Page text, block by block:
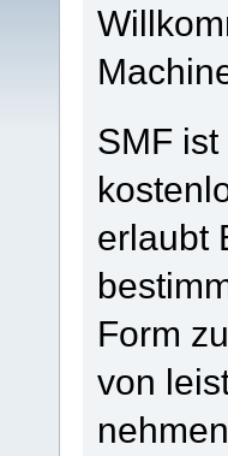
SMF
erlaubt
Form
von